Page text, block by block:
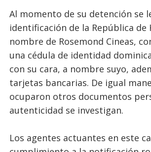
Al momento de su detención se
identificación de la República de
nombre de Rosemond Cineas,
una cédula de identidad
con su cara, a nombre suyo,
tarjetas bancarias. De igual
ocuparon otros documentos
autenticidad se investigan.
Los agentes actuantes en este